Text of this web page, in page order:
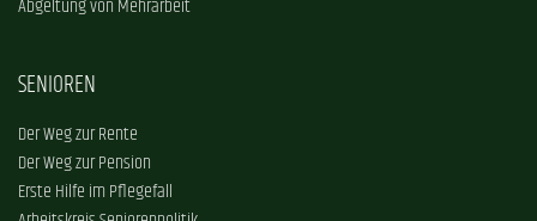
Abgeltung von Mehrarbeit
SENIOREN
Der Weg zur Rente
Der Weg zur Pension
Erste Hilfe im Pflegefall